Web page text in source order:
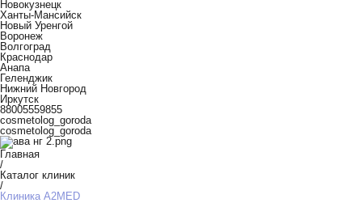
Новокузнецк
Ханты-Мансийск
Новый Уренгой
Воронеж
Волгоград
Краснодар
Анапа
Геленджик
Нижний Новгород
Иркутск
88005559855
cosmetolog_goroda
cosmetolog_goroda
Главная
/
Каталог клиник
/
Клиника A2MED